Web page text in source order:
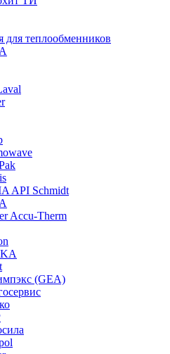
для теплообменников
API Schmidt
Accu-Therm
(GEA)